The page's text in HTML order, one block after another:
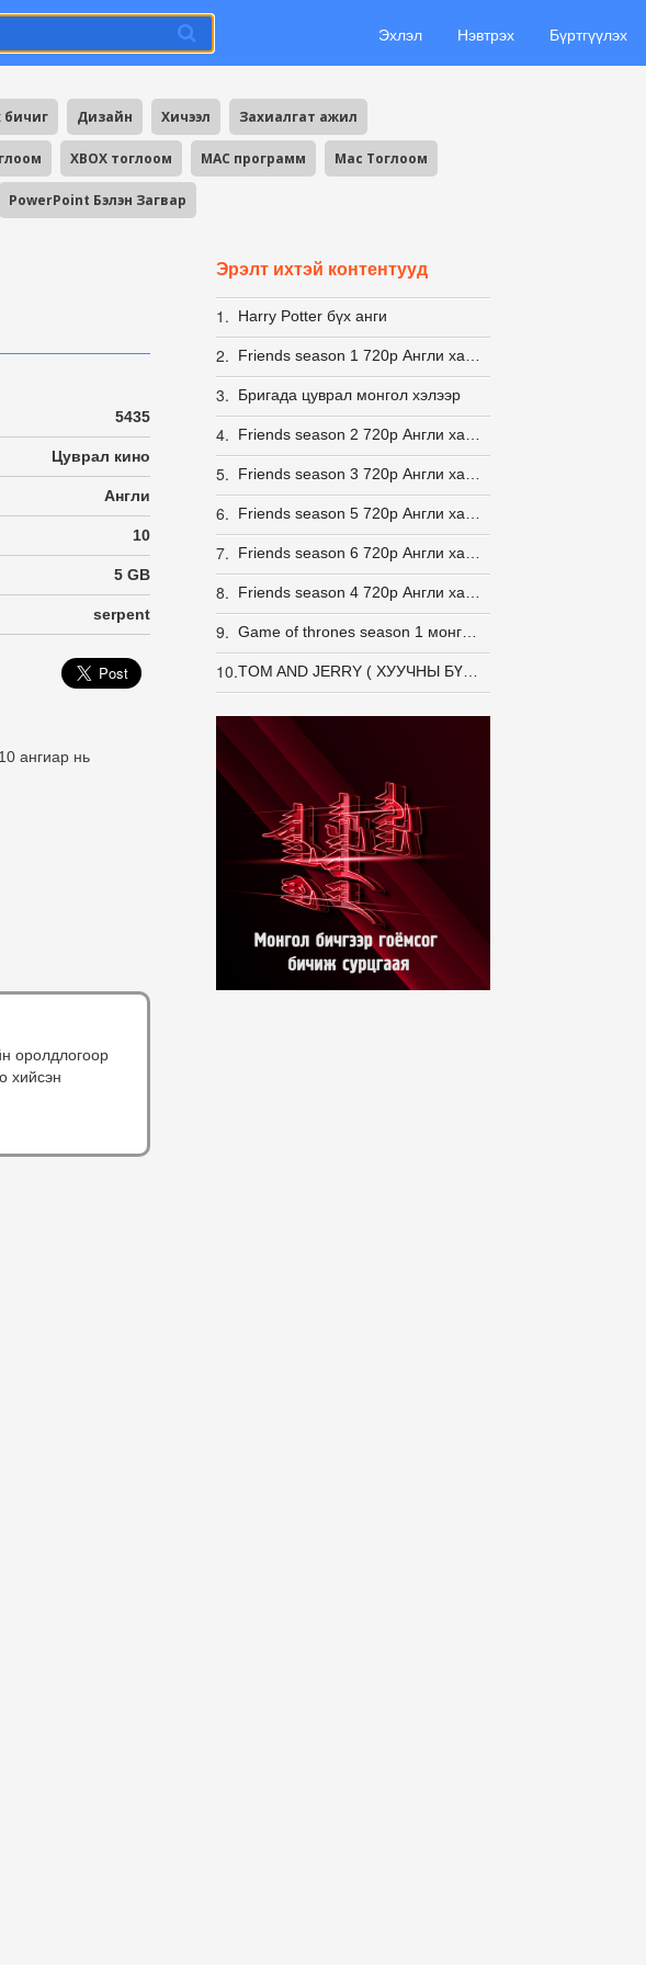
Эхлэл Нэвтрэх Бүртгүүлэх
бичиг Дизайн Хичээл Захиалгат ажил
XBOX тоглоом MAC программ Mac Тоглоом
PowerPoint Бэлэн Загвар
5435
Цуврал кино
Англи
10
5 GB
serpent
ангиар нь
оролдлогоор
хийсэн
Эрэлт ихтэй контентууд
1. Harry Potter бүх анги
2.
3. Бригада цуврал монгол хэлээр
4.
5.
6.
7.
8.
9.
10.